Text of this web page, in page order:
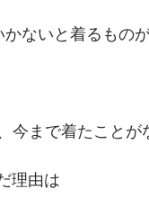
ないと着るもの
今まで着たことが
理由は